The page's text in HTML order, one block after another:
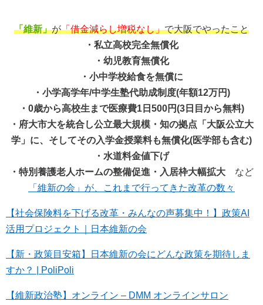
「維新」が「借金減らし増税なし」で大阪でやったこと
・私立高校完全無償化
・幼児教育無償化
・小中学校給食を無償に
・小学高学年/中学生塾代助成制度(年額12万円)
・0歳から高校生まで医療費1日500円(3日目から無料)
・府大市大を統合し公立最大規模・知の拠点「大阪公立大
学」に、そしてその入学金授業料も無償化(医学部も含む)
・水道料金値下げ
・特別養護老人ホームの整備促進・入居枠大幅拡大 など
「維新の会」が、これまで行ってきた改革の数々
【社会保険料を下げる改革・みんなの声募集中！】政策AI
活用プロジェクト｜日本維新の会
【新・政策目安箱】日本維新の会にどんな政策を期待しま
すか？ | PoliPoli
【維新政治塾】オンライン – DMM オンラインサロン